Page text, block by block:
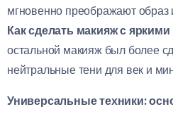
мгновенно преображают образ
Как сделать макияж с
остальной макияж был более
нейтральные тени для век и
Универсальные техники: